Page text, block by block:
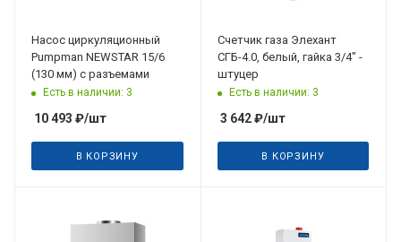
Насос циркуляционный
Pumpman NEWSTAR 15/6
(130 мм) с разъемами
Есть в наличии: 3
10 493 ₽/шт
В КОРЗИНУ
Счетчик газа Элехант
СГБ-4.0, белый, гайка 3/4" -
штуцер
Есть в наличии: 3
3 642₽/шт
В КОРЗИНУ